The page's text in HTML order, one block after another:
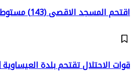
اقتحم المسجد الاقصى (143) مستوطن اليوم الاثنين
قوات الاحتلال تقتحم بلدة العيساوية